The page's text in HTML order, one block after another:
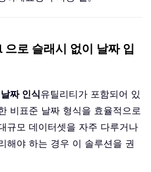
로 슬래시 없이 날짜 입
날짜 인식유틸리티가 포함되어 있
비표준 날짜 형식을 효율적으로
규모 데이터셋을 자주 다루거나
해야 하는 경우 이 솔루션을 권